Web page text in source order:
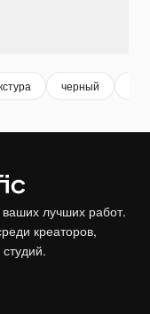
черный
лучших работ.
креаторов,